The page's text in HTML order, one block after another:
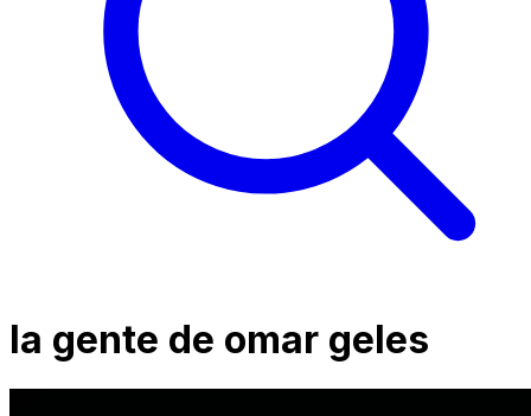
la gente de omar geles